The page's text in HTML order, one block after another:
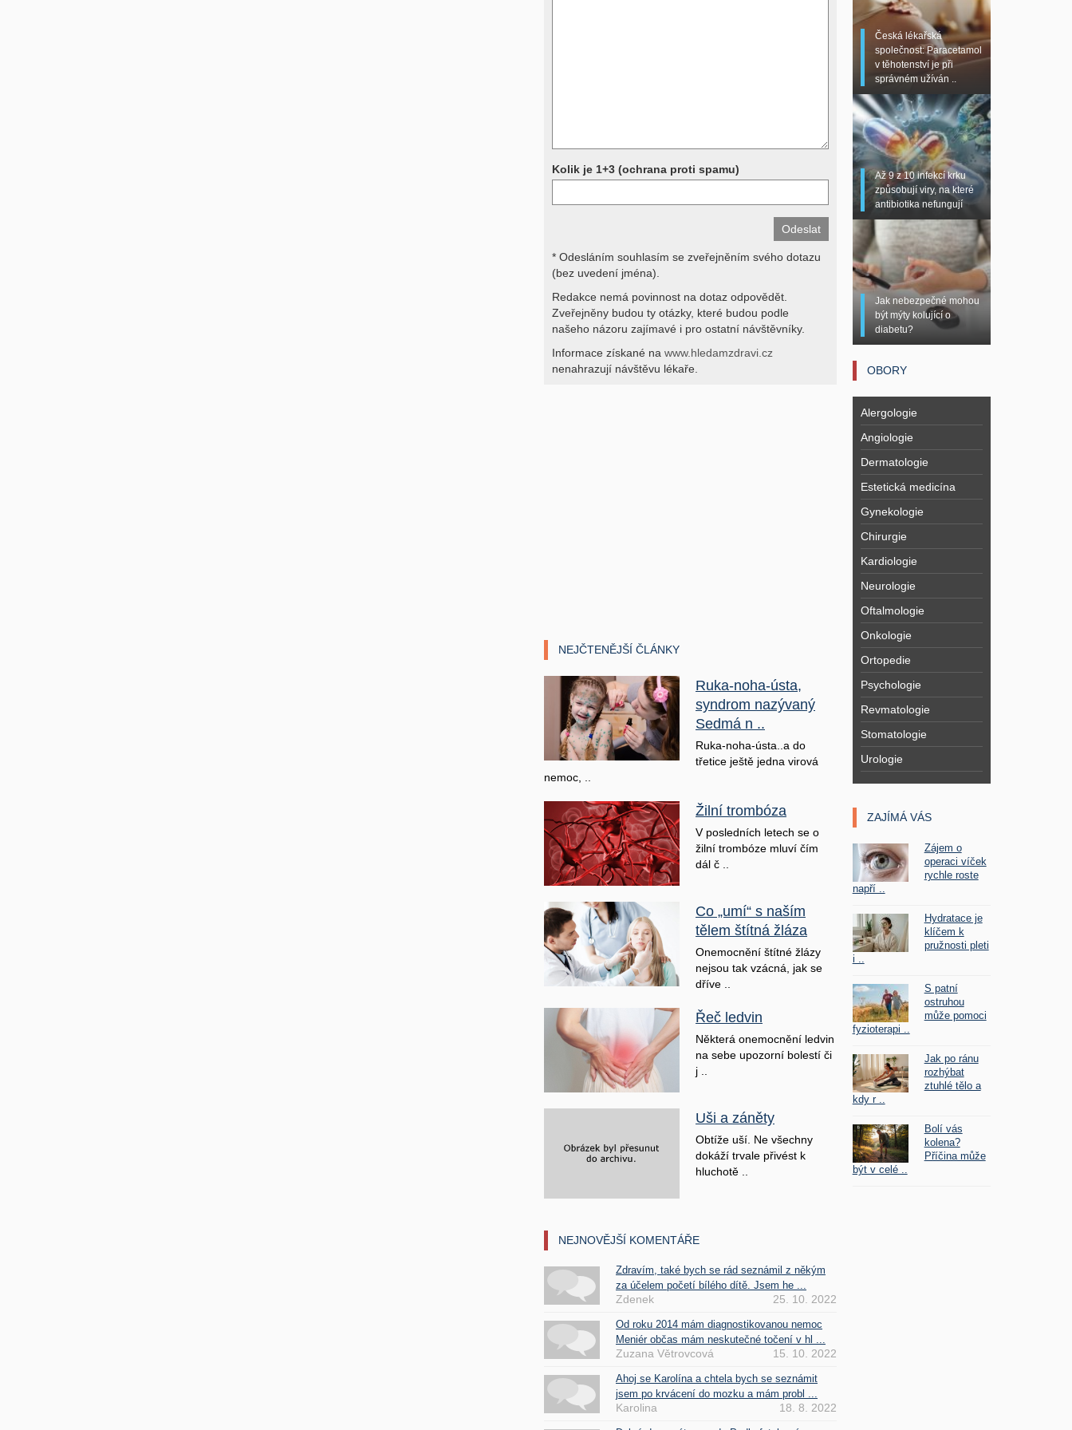
Děkujeme za pochopení
Kolik je 1+3 (ochrana proti spamu)
* Odesláním souhlasím se zveřejněním svého dotazu
(bez uvedení jména).
Redakce nemá povinnost na dotaz odpovědět.
Zveřejněny budou ty otázky, které budou podle
našeho názoru zajímavé i pro ostatní návštěvníky.
Informace získané na www.hledamzdravi.cz
nenahrazují návštěvu lékaře.
NEJČTENĚJŠÍ ČLÁNKY
Ruka-noha-ústa,
syndrom nazývaný
Sedmá n ..
Ruka-noha-ústa..a do
třetice ještě jedna virová
nemoc, ..
Žilní trombóza
V posledních letech se o
žilní trombóze mluví čím
dál č ..
Co „umí“ s naším
tělem štítná žláza
Onemocnění štítné žlázy
nejsou tak vzácná, jak se
dříve ..
Řeč ledvin
Některá onemocnění ledvin
na sebe upozorní bolestí či
j ..
Uši a záněty
Obtíže uší. Ne všechny
dokáží trvale přivést k
hluchotě ..
NEJNOVĚJŠÍ KOMENTÁŘE
Zdravím, také bych se rád seznámil z někým
za účelem početí bílého dítě. Jsem he ...
Zdenek 25. 10. 2022
Od roku 2014 mám diagnostikovanou nemoc
Meniér občas mám neskutečné točení v hl ...
Zuzana Větrovcová 15. 10. 2022
Ahoj se Karolína a chtela bych se seznámit
jsem po krvácení do mozku a mám probl ...
Karolina 18. 8. 2022
Česká lékařská
společnost: Paracetamol
v těhotenství je při
správném užíván ..
Až 9 z 10 infekcí krku
způsobují viry, na které
antibiotika nefungují
Jak nebezpečné mohou
být mýty kolující o
diabetu?
OBORY
Alergologie
Angiologie
Dermatologie
Estetická medicína
Gynekologie
Chirurgie
Kardiologie
Neurologie
Oftalmologie
Onkologie
Ortopedie
Psychologie
Revmatologie
Stomatologie
Urologie
ZAJÍMÁ VÁS
Zájem o
operaci víček
rychle roste
napří ..
Hydratace je
klíčem k
pružnosti pleti
i ..
S patní
ostruhou
může pomoci
fyzioterapi ..
Jak po ránu
rozhýbat
ztuhlé tělo a
kdy r ..
Bolí vás
kolena?
Příčina může
být v celé ..